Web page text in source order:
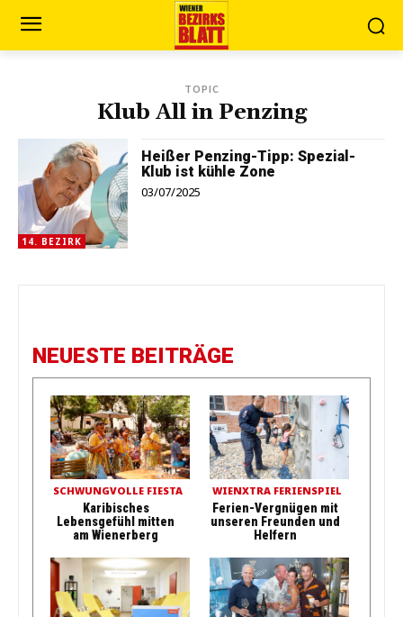
TOPIC
Klub All in Penzing
14. BEZIRK
Heißer Penzing-Tipp: Spezial-
Klub ist kühle Zone
03/07/2025
NEUESTE BEITRÄGE
SCHWUNGVOLLE FIESTA
Karibisches
Lebensgefühl mitten
am Wienerberg
WIENXTRA FERIENSPIEL
Ferien-Vergnügen mit
unseren Freunden und
Helfern